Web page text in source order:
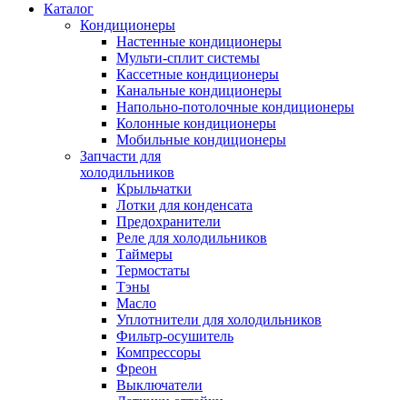
Каталог
Кондиционеры
Настенные кондиционеры
Мульти-сплит системы
Кассетные кондиционеры
Канальные кондиционеры
Напольно-потолочные кондиционеры
Колонные кондиционеры
Мобильные кондиционеры
Запчасти для
холодильников
Крыльчатки
Лотки для конденсата
Предохранители
Реле для холодильников
Таймеры
Термостаты
Тэны
Масло
Уплотнители для холодильников
Фильтр-осушитель
Компрессоры
Фреон
Выключатели